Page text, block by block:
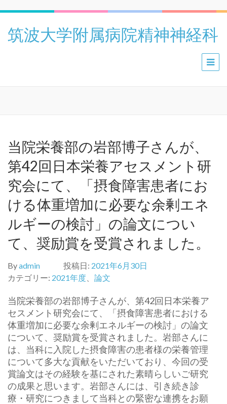
筑波大学附属病院精神神経科
当院栄養部の岩部博子さんが、
第42回日本栄養アセスメント研
究会にて、「摂食障害患者にお
ける体重増加に必要な余剰エネ
ルギーの検討」の論文につい
て、奨励賞を受賞されました。
Byadmin 投稿日: 2021年6月30日
カテゴリー: 2021年度 論文
当院栄養部の岩部博子さんが、第42回日本栄養ア
セスメント研究会にて、「摂食障害患者における
体重増加に必要な余剰エネルギーの検討」の論文
について、奨励賞を受賞されました。 岩部さんに
は、 当科に入院した摂食障害の患者様の栄養管理
について多大な貢献をいただいており、 今回の受
賞論文はその経験を基にされた素晴らしいご研究
の成果と 思います。岩部さんには、引き続き診
療・ 研究につきまして当科との緊密な連携をお願